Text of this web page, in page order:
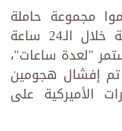
مجموعة حاملة
الطائرات الأميركية للمرة الثانية خلال الـ24 ساعة
"لعدة ساعات"،
تم إفشال هجومين
الأميركية على